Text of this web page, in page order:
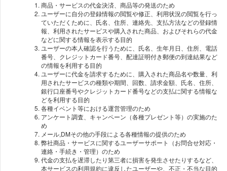
商品・サービスの代金決済、商品等の発送のため
ユーザーに自分の登録情報の閲覧や修正、利用状況の閲覧を行っ
ていただくために、氏名、住所、連絡先、支払方法などの登録情
報、利用されたサービスや購入された商品、およびそれらの代金
などに関する情報を表示する目的
ユーザーの本人確認を行うために、氏名、生年月日、住所、電話
番号、クレジットカード番号、配達証明付き郵便の到達結果など
の情報を利用する目的
ユーザーに代金を請求するために、購入された商品名や数量、利
用されたサービスの種類や期間、回数、請求金額、氏名、住所、
銀行口座番号やクレジットカード番号などの支払に関する情報な
どを利用する目的
各種イベント等における運営管理のため
アンケート調査、キャンペーン（各種プレゼント等）の実施のた
め
メール,DMその他の手段による各種情報の提供のため
弊社商品・サービスに関するユーザーサポート（お問合せ対応・
連絡・手続き・管理）のため
代金の支払を遅滞したり第三者に損害を発生させたりするなど、
本サービスの利用規約に違反したユーザーや、不正・不当な目的